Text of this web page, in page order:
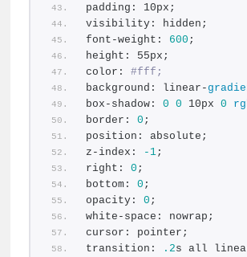
padding: 10px;
visibility: hidden;
font-weight: 600 ;
height: 55px;
color: #fff;
background: linear-
box-shadow: 0 0 10px 0
border: 0 ;
position: absolute;
z-index:
-1;
right: 0 ;
bottom: 0 ;
opacity: 0 ;
white-space: nowrap;
cursor: pointer;
transition:
.2s all